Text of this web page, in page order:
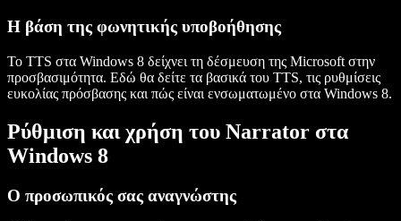
Η βάση της φωνητικής υποβοήθησης
Το TTS στα Windows 8 δείχνει τη δέσμευση της Microsoft στην
προσβασιμότητα. Εδώ θα δείτε τα βασικά του TTS, τις ρυθμίσεις
ευκολίας πρόσβασης και πώς είναι ενσωματωμένο στα Windows 8.
Ρύθμιση και χρήση του Narrator στα
Windows 8
Ο προσωπικός σας αναγνώστης